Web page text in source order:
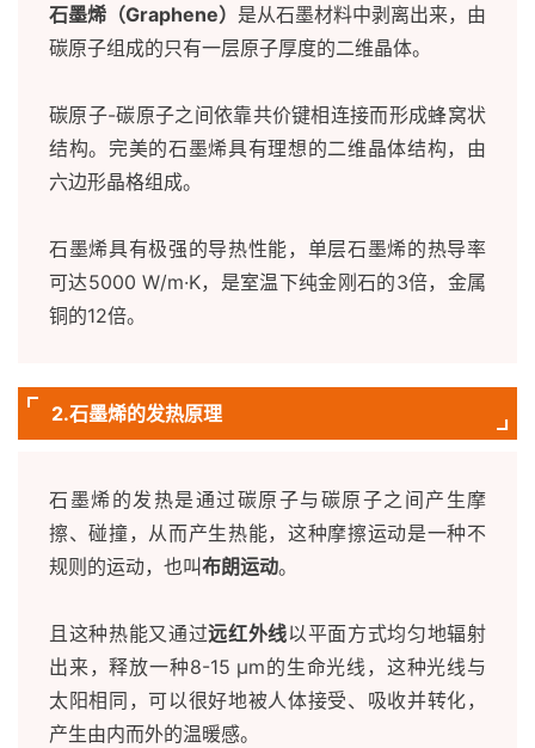
石墨烯（Graphene） 是从石墨材料中剥离出来，由
碳原子组成的只有一层原子厚度的二维晶体。
碳原子-碳原子之间依靠共价键相连接而形成蜂窝状
结构。完美的石墨烯具有理想的二维晶体结构，由
六边形晶格组成。
石墨烯具有极强的导热性能，单层石墨烯的热导率
可达5000 W/m·K，是室温下纯金刚石的3倍，金属
铜的12倍。
2.石墨烯的发热原理
石墨烯的发热是通过碳原子与碳原子之间产生摩
擦、碰撞，从而产生热能，这种摩擦运动是一种不
规则的运动，也叫布朗运动。
且这种热能又通过远红外线以平面方式均匀地辐射
出来，释放一种8-15 μm的生命光线，这种光线与
太阳相同，可以很好地被人体接受、吸收并转化，
产生由内而外的温暖感。